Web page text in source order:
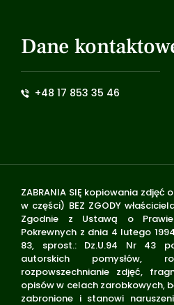
Dane
+48 17 853 35 46
ZABRANIA SIĘ kopiowania zdjęć
w części) BEZ ZGODY
Zgodnie z Ustawą o
Pokrewnych z dnia 4 lutego
83, sprost.: Dz.U.94 Nr 43
autorskich pomysłów,
rozpowszechnianie zdjęć,
opisów w celach zarobkowych,
zabronione i stanowi